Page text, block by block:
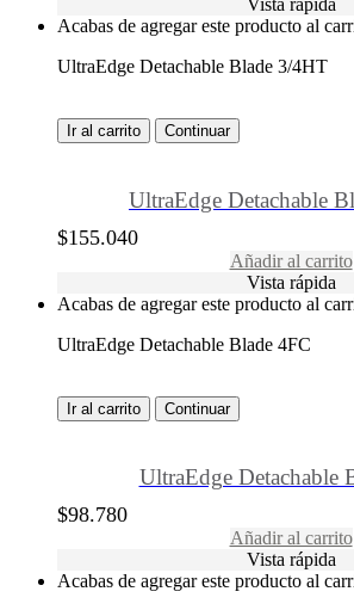
Vista rápida
Acabas de agregar este producto al
UltraEdge Detachable Blade 3/4HT
Ir al carrito Continuar
UltraEdge Detachable
$155.040
Añadir al carrito
Vista rápida
Acabas de agregar este producto al
UltraEdge Detachable Blade 4FC
Ir al carrito Continuar
UltraEdge Detachable
$98.780
Añadir al carrito
Vista rápida
Acabas de agregar este producto al